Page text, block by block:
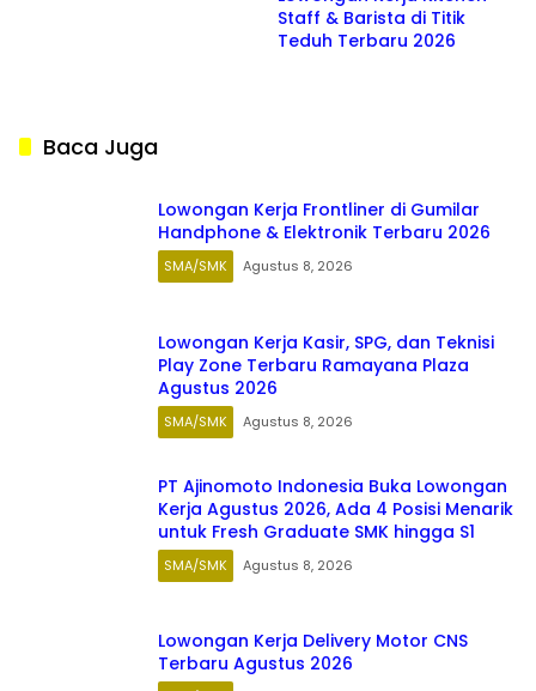
Staff & Barista di Titik
Teduh Terbaru 2026
Baca Juga
Lowongan Kerja Frontliner di Gumilar
Handphone & Elektronik Terbaru 2026
SMA/SMK Agustus 8, 2026
Lowongan Kerja Kasir, SPG, dan Teknisi
Play Zone Terbaru Ramayana Plaza
Agustus 2026
SMA/SMK Agustus 8, 2026
PT Ajinomoto Indonesia Buka Lowongan
Kerja Agustus 2026, Ada 4 Posisi Menarik
untuk Fresh Graduate SMK hingga S1
SMA/SMK Agustus 8, 2026
Lowongan Kerja Delivery Motor CNS
Terbaru Agustus 2026